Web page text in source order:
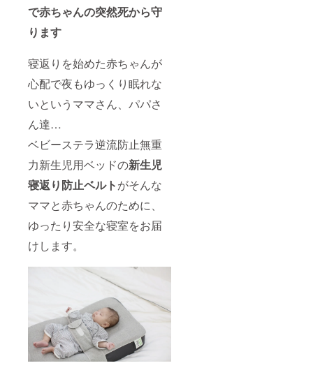
で赤ちゃんの突然死から守
ります
寝返りを始めた赤ちゃんが
心配で夜もゆっくり眠れな
いというママさん、パパさ
ん達…
ベビーステラ逆流防止無重
力新生児用ベッドの新生児
寝返り防止ベルトがそんな
ママと赤ちゃんのために、
ゆったり安全な寝室をお届
けします。